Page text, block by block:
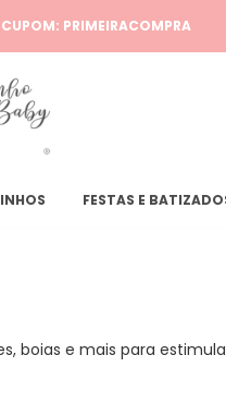
PRIMEIRACOMPRA
FESTAS E
boias e mais para